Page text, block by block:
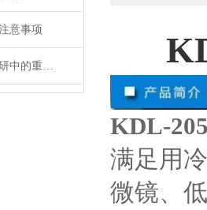
意事项
土壤干燥箱：农业科研中的重要工具
KDL-
满足用
微镜、